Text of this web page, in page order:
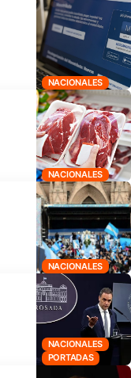
NACIONALES
NACIONALES
NACIONALES
NACIONALES
PORTADAS